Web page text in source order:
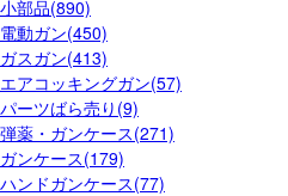
小部品(890)
電動ガン(450)
ガスガン(413)
エアコッキングガン(57)
パーツばら売り(9)
弾薬・ガンケース(271)
ガンケース(179)
ハンドガンケース(77)